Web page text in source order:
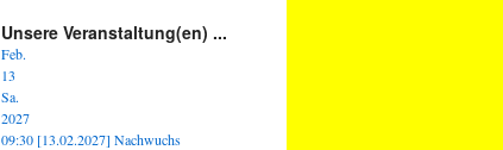
Unsere Veranstaltung(en) ...
Feb.
13
Sa.
2027
09:30 [13.02.2027] Nachwuchs